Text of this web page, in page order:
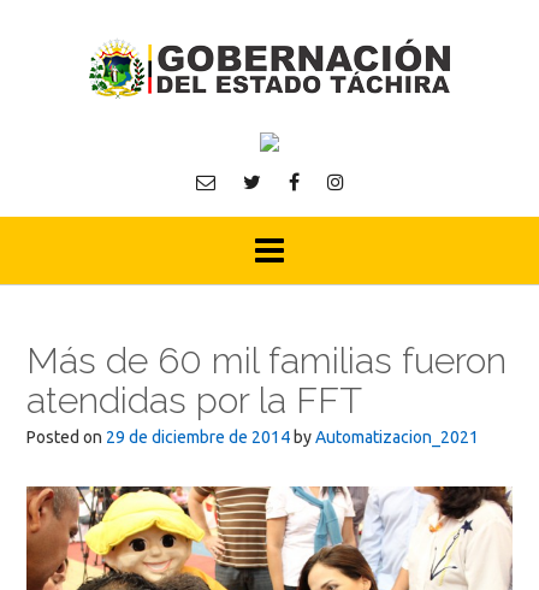
Más de 60 mil familias fueron
atendidas por la FFT
Posted on 29 de diciembre de 2014 byAutomatizacion_2021